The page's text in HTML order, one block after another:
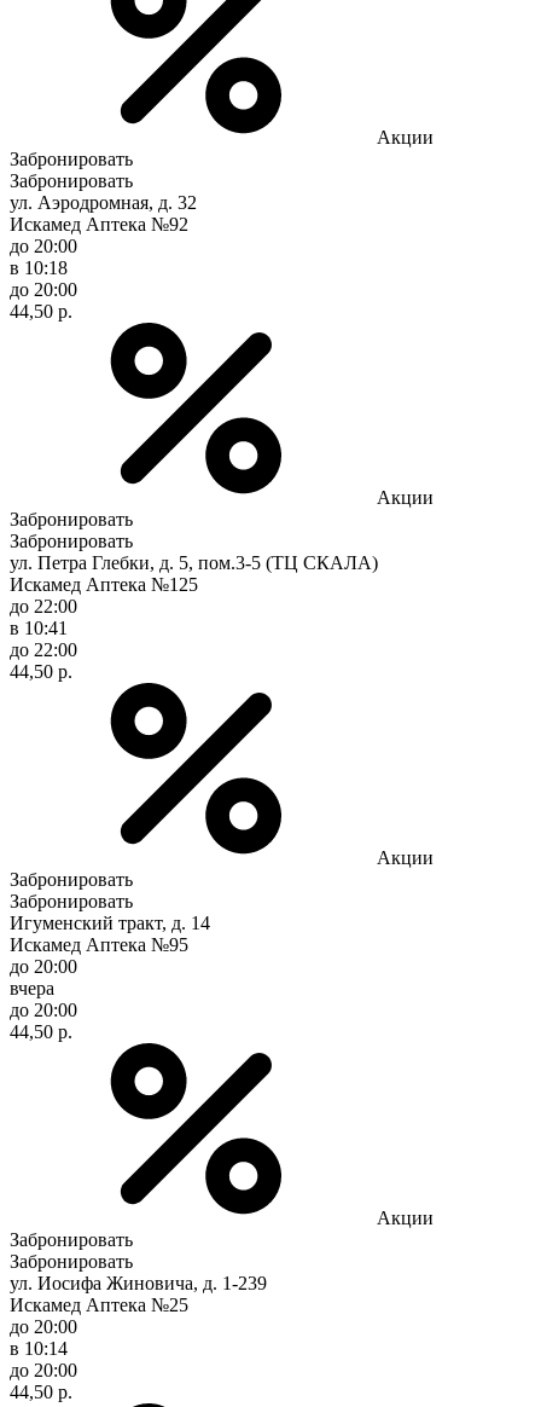
Акции
Забронировать
Забронировать
ул. Аэродромная, д. 32
Искамед Аптека №92
до 20:00
в 10:18
до 20:00
44,50 р.
Акции
Забронировать
Забронировать
ул. Петра Глебки, д. 5, пом.3-5 (ТЦ СКАЛА)
Искамед Аптека №125
до 22:00
в 10:41
до 22:00
44,50 р.
Акции
Забронировать
Забронировать
Игуменский тракт, д. 14
Искамед Аптека №95
до 20:00
вчера
до 20:00
44,50 р.
Акции
Забронировать
Забронировать
ул. Иосифа Жиновича, д. 1-239
Искамед Аптека №25
до 20:00
в 10:14
до 20:00
44,50 р.